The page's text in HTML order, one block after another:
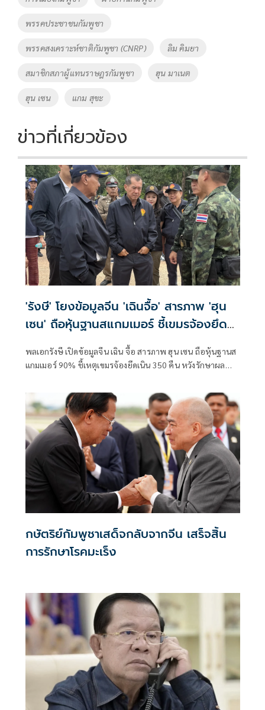
o
k k
พรรคประชาชนกัมพูชา
พรรคสงเคราะห์ชาติกัมพูชา (CNRP) ลิม คิมยา
สมาชิกสภาผู้แทนราษฎรกัมพูชา ฮุน มาเนต
ฮุน เซน แกม สุขะ
ข่าวที่เกี่ยวข้อง
'รังษี' โยงข้อมูลจีน 'เฉินจื้อ' สารภาพ 'ฮุน
เซน' ถือหุ้นฐานสแกมเมอร์ ชี้เขมรจ้องยึด
พลเอกรังษี เปิดข้อมูลจีน เฉิน จื้อ สารภาพ ฮุน เซน ถือหุ้นฐานส
แกมเมอร์ 90% ชี้เหตุเขมรจ้องยึดเนิน 350 คืน หวังรักษาผล
กษัตริย์กัมพูชาเสด็จกลับจากจีน เสร็จสิ้น
การรักษาโรคมะเร็ง